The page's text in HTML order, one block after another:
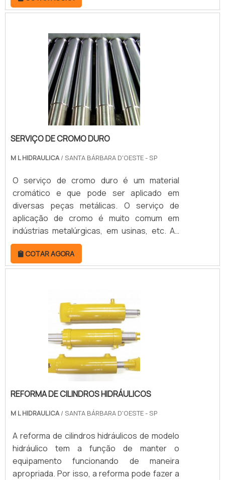
equipamento que utiliza o componente no dia
defeitos, a reforma tem o objetivo de fazer
com que todos os componentes funcionem
de modo correto novamente.REFORMA DE
CILINDROS.
SERVIÇO DE CROMO DURO
M L HIDRAULICA/ SANTA BÁRBARA D'OESTE - SP
O serviço de cromo duro é um material
cromático e que pode ser aplicado em
diversas peças metálicas. O serviço de
aplicação de cromo é muito comum em
indústrias metalúrgicas, em usinas, etc. As
peças mais comuns que recebem o
revestimento de cromo são pneumáticas e
hidráulicas, pois são usadas com veemência
duro).DETALHES SOBRE A APLICAÇÃO DE
CROMO DUROO cromo duro é aplicado nas
peças industriais a partir de um.
COTAR AGORA
REFORMA DE CILINDROS HIDRÁULICOS
M L HIDRAULICA/ SANTA BÁRBARA D'OESTE - SP
A reforma de cilindros hidráulicos de modelo
hidráulico tem a função de manter o
equipamento funcionando de maneira
apropriada. Por isso, a reforma pode fazer a